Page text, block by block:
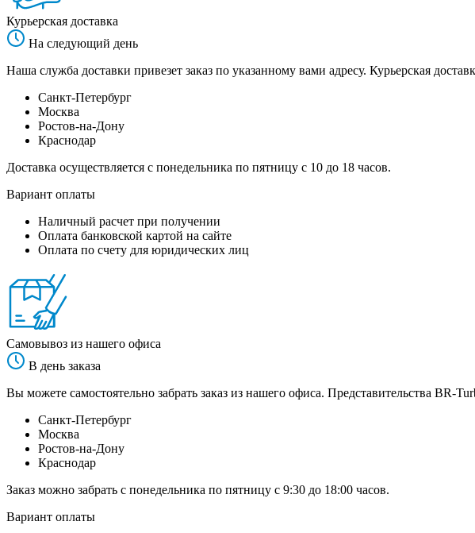
Курьерская доставка
На следующий день
Наша служба доставки привезет заказ по указанному вами адресу. Курьерская
Санкт-Петербург
Москва
Ростов-на-Дону
Краснодар
Доставка осуществляется с понедельника по пятницу с 10 до 18 часов.
Вариант оплаты
Наличный расчет при получении
Оплата банковской картой на сайте
Оплата по счету для юридических лиц
Самовывоз из нашего офиса
В день заказа
Вы можете самостоятельно забрать заказ из нашего офиса. Представительства BR-
Санкт-Петербург
Москва
Ростов-на-Дону
Краснодар
Заказ можно забрать с понедельника по пятницу с 9:30 до 18:00 часов.
Вариант оплаты